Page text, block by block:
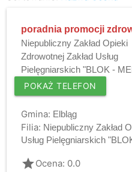
poradnia promocji
Niepubliczny Zakład Opieki
Zdrowotnej Zakład Usług
Pielęgniarskich "BLOK -
POKAŻ TELEFON
Gmina: Elbląg
Filia: Niepubliczny Zakład
Usług Pielęgniarskich
gradeOcena: 0.0